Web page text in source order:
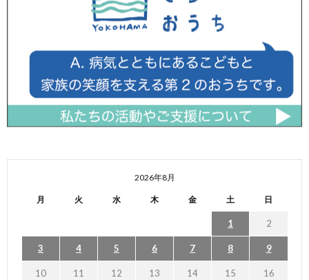
2026年8月
月 火 水 木 金 土 日
1 2
3 4 5 6 7 8 9
10 11 12 13 14 15 16